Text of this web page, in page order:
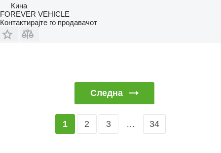
Кина
FOREVER VEHICLE
Контактирајте го продавачот
Следна
1 2 3 … 34